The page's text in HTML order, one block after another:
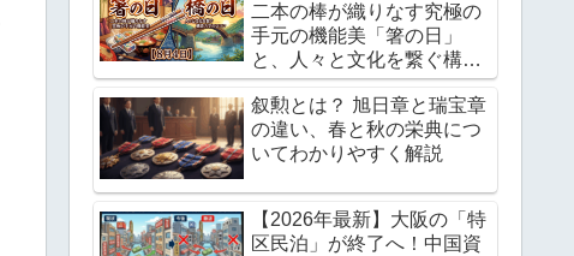
二本の棒が織りなす究極の
手元の機能美「箸の日」
と、人々と文化を繋ぐ構造
力学のロマン「橋の日」
叙勲とは？ 旭日章と瑞宝章
の違い、春と秋の栄典につ
いてわかりやすく解説
【2026年最新】大阪の「特
区民泊」が終了へ！中国資